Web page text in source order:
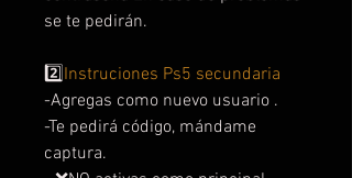
se te pedirán.
2️⃣Instruciones Ps5 secundaria
-Agregas como nuevo usuario .
-Te pedirá código, mándame
captura.